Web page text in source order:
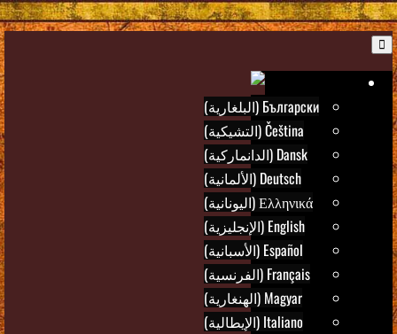
Български (البلغارية)
Čeština (التشيكية)
Dansk (الدانماركية)
Deutsch (الألمانية)
Ελληνικά (اليونانية)
English (الإنجليزية)
Español (الأسبانية)
Français (الفرنسية)
Magyar (الهنغارية)
Italiano (الإيطالية)